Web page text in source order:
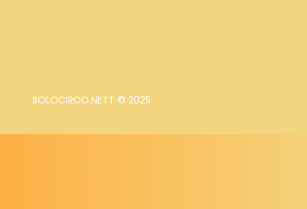
SOLOCIRCO.NETT © 2025